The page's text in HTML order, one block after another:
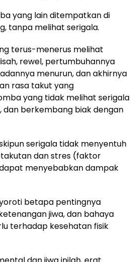
yang lain ditempatkan di
tanpa melihat serigala.
terus-menerus melihat
rewel, pertumbuhannya
menurun, dan akhirnya
rasa takut yang
yang tidak melihat serigala
dan berkembang biak dengan
serigala tidak menyentuh
dan stres (faktor
menyebabkan dampak
betapa pentingnya
jiwa, dan bahaya
terhadap kesehatan fisik